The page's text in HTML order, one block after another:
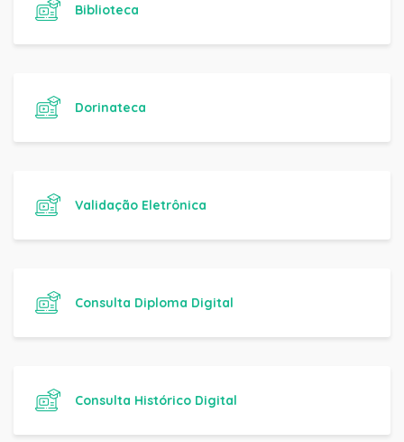
Biblioteca
Dorinateca
Validação Eletrônica
Consulta Diploma Digital
Consulta Histórico Digital